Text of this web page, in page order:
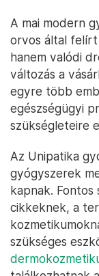
A mai modern
orvos által felírt
hanem valódi
változás a
egyre több
egészségügyi
szükségleteire
Az Unipatika
gyógyszerek
kapnak. Fontos
cikkeknek, a
szükséges